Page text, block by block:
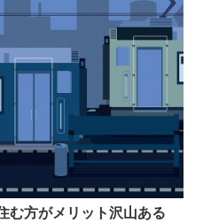
む方がメリット沢山ある